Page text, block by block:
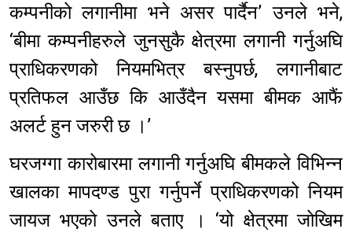
कम्पनीको लगानीमा भने असर पार्दैन’ उनले भने,
‘बीमा कम्पनीहरुले जुनसुकै क्षेत्रमा लगानी गर्नुअघि
प्राधिकरणको नियमभित्र बस्नुपर्छ, लगानीबाट
प्रतिफल आउँछ कि आउँदैन यसमा बीमक आफैं
अलर्ट हुन जरुरी छ ।’
घरजग्गा कारोबारमा लगानी गर्नुअघि बीमकले विभिन्न
खालका मापदण्ड पुरा गर्नुपर्ने प्राधिकरणको नियम
जायज भएको उनले बताए । ‘यो क्षेत्रमा जोखिम